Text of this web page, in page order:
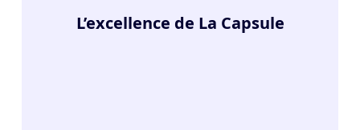
L’excellence de La Capsule